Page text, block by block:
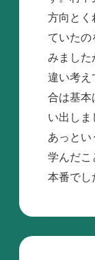
方向とく
ていたの
みました
違い考え
合は基本
い出しま
あっとい
学んだこ
本番でし